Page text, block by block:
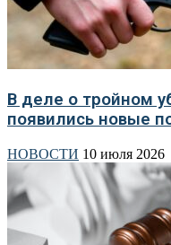
В деле о тройном
появились новые
НОВОСТИ 10 июля 2026